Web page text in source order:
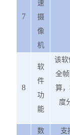
7
速
摄
像
机
8
软
件
功
能
该
全
算
度
数
支